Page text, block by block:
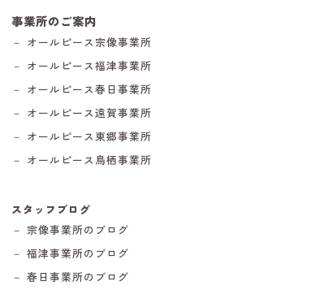
事業所のご案内
－ オールピース宗像事業所
－ オールピース福津事業所
－ オールピース春日事業所
－ オールピース遠賀事業所
－ オールピース東郷事業所
－ オールピース鳥栖事業所
スタッフブログ
－ 宗像事業所のブログ
－ 福津事業所のブログ
－ 春日事業所のブログ